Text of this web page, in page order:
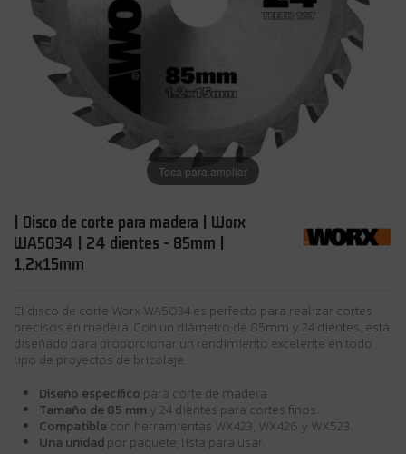
Toca para ampliar
| Disco de corte para madera | Worx
WA5034 | 24 dientes - 85mm |
1,2x15mm
El disco de corte Worx WA5034 es perfecto para realizar cortes
precisos en madera. Con un diámetro de 85mm y 24 dientes, está
diseñado para proporcionar un rendimiento excelente en todo
tipo de proyectos de bricolaje.
Diseño específico para corte de madera.
Tamaño de 85 mm y 24 dientes para cortes finos.
Compatible con herramientas WX423, WX426 y WX523.
Una unidad por paquete, lista para usar.